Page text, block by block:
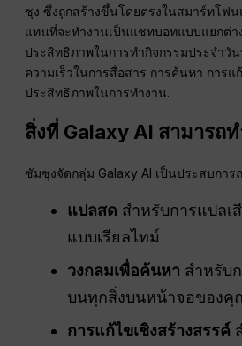
ซุง ซึ่งถูกสร้างขึ้นโดยตรงในสมาร์ทโฟ
แทนที่จะทำงานเป็นแชทบอทแบบแยกต่า
ประสิทธิภาพในการทำกิจกรรมประจำวั
ความเร็วในการสื่อสาร การค้นหา การแ
ประสิทธิภาพในการทำงาน.
สิ่งที่ Galaxy AI สามารถท
ซัมซุงจัดกลุ่ม Galaxy AI เป็นประสบกา
แปลสด สำหรับการแปลเ
แบบเรียลไทม์
วงกลมเพื่อค้นหา สำหรับ
บนทุกสิ่งบนหน้าจอของคุ
การแก้ไขเชิงสร้างสรรค์